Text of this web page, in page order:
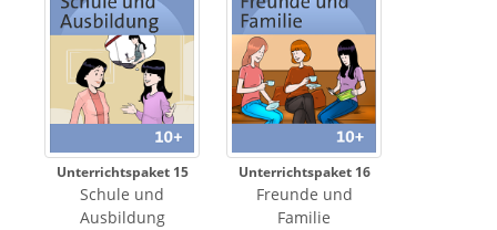
Unterrichtspaket 15
Schule und
Ausbildung
Unterrichtspaket 16
Freunde und
Familie